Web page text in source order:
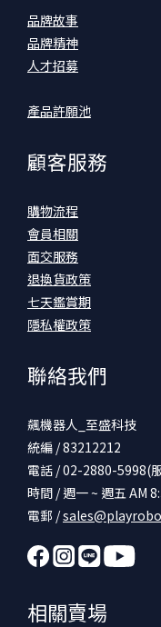
品牌故事
品牌精神
人才招募
產品許願池
顧客服務
購物流程
會員相關
面交服務
退換貨政策
七天鑑賞期
隱私權政策
聯絡我們
飆機器人_至盛科技
統編 / 83212212
電話 / 02-2880-5998(
時間 / 週一 ~ 週五 AM
電郵 /
相關賣場